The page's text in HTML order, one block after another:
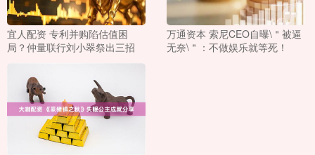
宜人配资 专利并购陷估值困
局？仲量联行刘小翠祭出三招
万通资本 索尼CEO自曝\＂被逼
无奈\＂：不做娱乐就等死！